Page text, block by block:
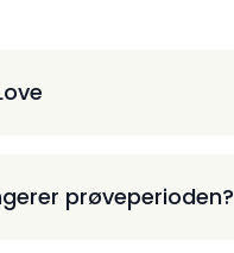
prøveperioden?